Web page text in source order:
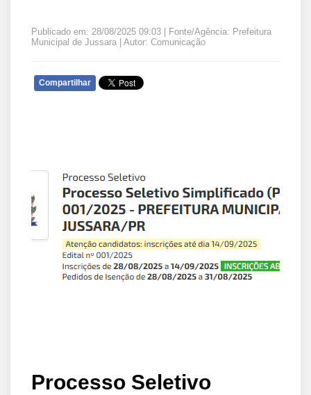
Publicado em: 28/08/2025 09:03 | Fonte/Agência: Prefeitura
Municipal de Jussara | Autor: Comunicação
Compartilhar
Processo Seletivo